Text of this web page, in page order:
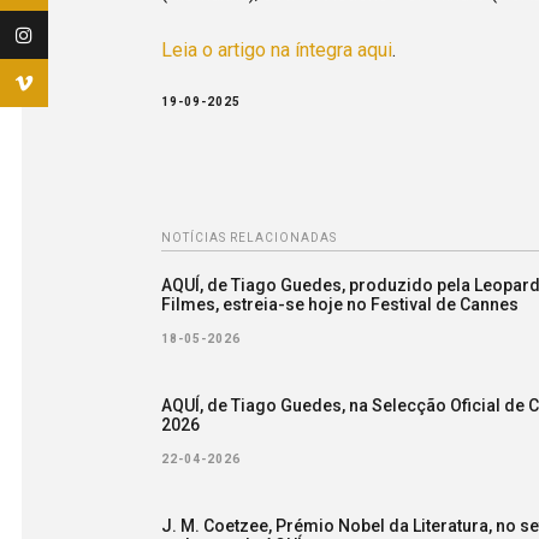
Leia o artigo na íntegra aqui.
19-09-2025
NOTÍCIAS RELACIONADAS
AQUÍ, de Tiago Guedes, produzido pela
Filmes, estreia-se hoje no Festival de Cannes
18-05-2026
AQUÍ, de Tiago Guedes, na Selecção Oficial de
2026
22-04-2026
J. M. Coetzee, Prémio Nobel da Literatura, no